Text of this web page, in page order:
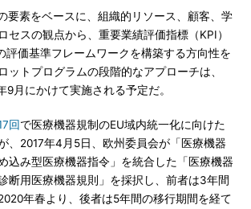
要素をベースに、組織的リソース、顧客、学
セスの観点から、重要業績評価指標（KPI）
評価基準フレームワークを構築する方向性を
ットプログラムの段階的なアプローチは、
9月にかけて実施される予定だ。
回で医療機器規制のEU域内統一化に向けた
、2017年4月5日、欧州委員会が「医療機器
込み型医療機器指令」を統合した「医療機器
断用医療機器規則」を採択し、前者は3年間
年春より、後者は5年間の移行期間を経て